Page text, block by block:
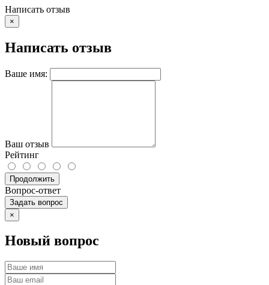
Написать отзыв
×
Написать отзыв
Ваше имя:
Ваш отзыв
Рейтинг
Продолжить
Вопрос-ответ
Задать вопрос
×
Новый вопрос